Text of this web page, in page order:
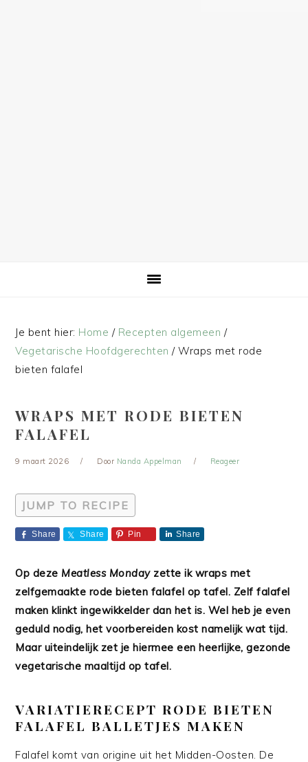
Je bent hier: Home / Recepten algemeen /
Vegetarische Hoofdgerechten /Wraps met rode
bieten falafel
WRAPS MET RODE BIETEN
FALAFEL
9 maart 2026 Door Nanda Appelman Reageer
JUMP TO RECIPE
Share Share Pin Share
Op deze Meatless Monday zette ik wraps met
zelfgemaakte rode bieten falafel op tafel. Zelf falafel
maken klinkt ingewikkelder dan het is. Wel heb je even
geduld nodig, het voorbereiden kost namelijk wat tijd.
Maar uiteindelijk zet je hiermee een heerlijke, gezonde
vegetarische maaltijd op tafel.
VARIATIERECEPT RODE BIETEN
FALAFEL BALLETJES MAKEN
Falafel komt van origine uit het Midden-Oosten. De